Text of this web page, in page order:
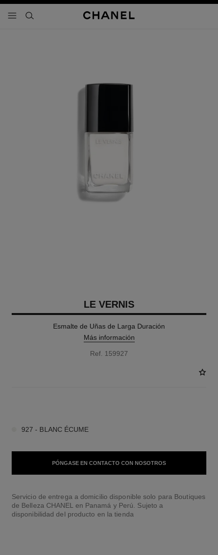
- navegación principal
buscar
LE VERNIS
Esmalte de Uñas de Larga Duración
Más información
Ref. 159927
927 - BLANC ÉCUME
PÓNGASE EN CONTACTO CON NOSOTROS
Servicio de entrega a domicilio disponible solo para Boutiques
de Belleza CHANEL en Panamá y Perú. Sujeto a
disponibilidad del producto en la tienda